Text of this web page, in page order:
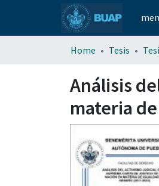
Home Tesis
Análisis
materia